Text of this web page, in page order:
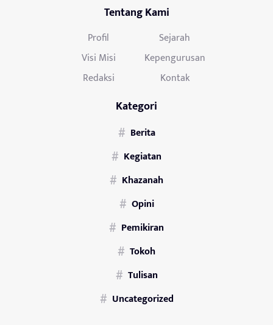
Tentang Kami
Profil
Sejarah
Visi Misi
Kepengurusan
Redaksi
Kontak
Kategori
Berita
Kegiatan
Khazanah
Opini
Pemikiran
Tokoh
Tulisan
Uncategorized